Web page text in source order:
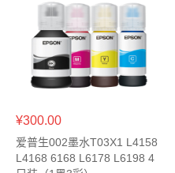
¥300.00
爱普生002墨水T03X1 L4158
L4168 6168 L6178 L6198 4